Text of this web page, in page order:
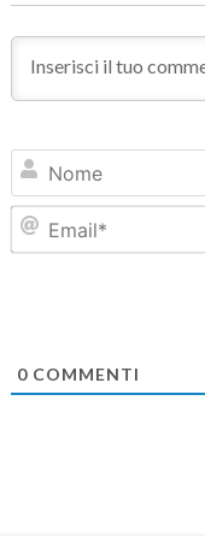
0COMMENTI